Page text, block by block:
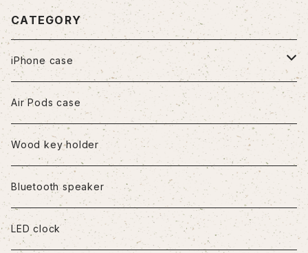
CATEGORY
iPhone case
iPhone7/8/SE2
iPhone8Plus
iPhoneX/XS
iPhoneXR
Air Pods case
Wood key holder
Bluetooth speaker
LED clock